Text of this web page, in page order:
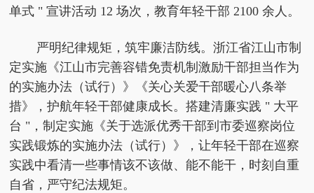
单式 " 宣讲活动 12 场次，教育年轻干部 2100 余人。
严明纪律规矩，筑牢廉洁防线。浙江省江山市制
定实施《江山市完善容错免责机制激励干部担当作为
的实施办法（试行）》《关心关爱干部暖心八条举
措》，护航年轻干部健康成长。搭建清廉实践 " 大平
台 "，制定实施《关于选派优秀干部到市委巡察岗位
实践锻炼的实施办法（试行）》，让年轻干部在巡察
实践中看清一些事情该不该做、能不能干，时刻自重
自省，严守纪法规矩。